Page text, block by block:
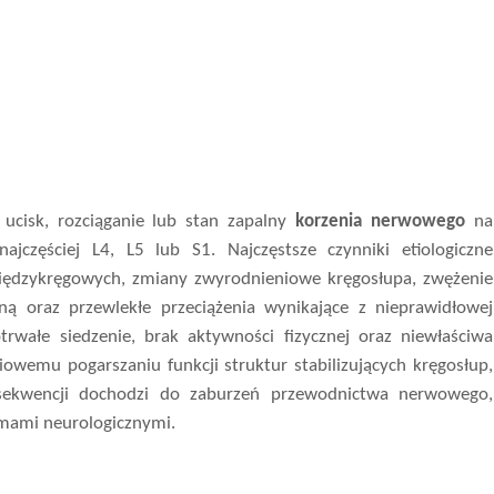
rozciąganie lub stan zapalny korzenia nerwowego na
L4, L5 lub S1. Najczęstsze czynniki etiologiczne
zmiany zwyrodnieniowe kręgosłupa, zwężenie
oraz przewlekłe przeciążenia wynikające z nieprawidłowej
siedzenie, brak aktywności fizycznej oraz niewłaściwa
pogarszaniu funkcji struktur stabilizujących kręgosłup,
dochodzi do zaburzeń przewodnictwa nerwowego,
neurologicznymi.